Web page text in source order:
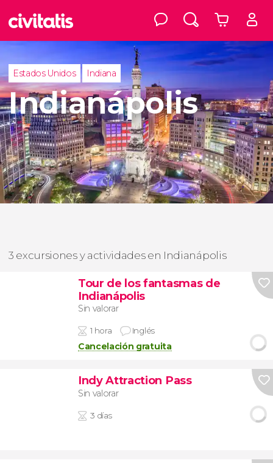
Estados Unidos Indiana
Indianápolis
3 excursiones y actividades en Indianápolis
Tour de los fantasmas de
Indianápolis
Sin valorar
1 hora Inglés
Cancelación gratuita
Indy Attraction Pass
Sin valorar
3 días